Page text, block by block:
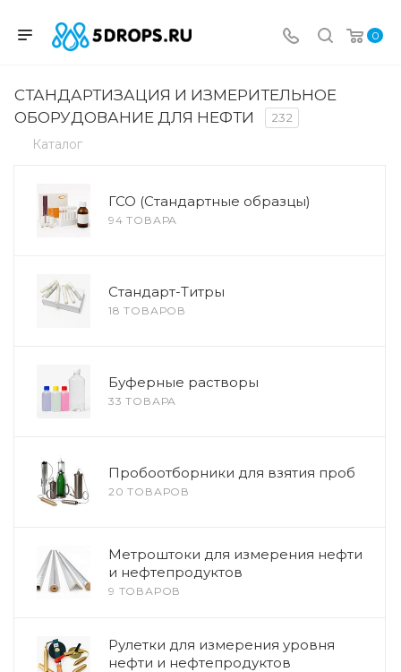
0
СТАНДАРТИЗАЦИЯ И ИЗМЕРИТЕЛЬНОЕ
ОБОРУДОВАНИЕ ДЛЯ НЕФТИ
232
Каталог
ГСО (Стандартные образцы)
94 ТОВАРА
Стандарт-Титры
18 ТОВАРОВ
Буферные растворы
33 ТОВАРА
Пробоотборники для взятия проб
20 ТОВАРОВ
Метроштоки для измерения нефти
и нефтепродуктов
9 ТОВАРОВ
Рулетки для измерения уровня
нефти и нефтепродуктов